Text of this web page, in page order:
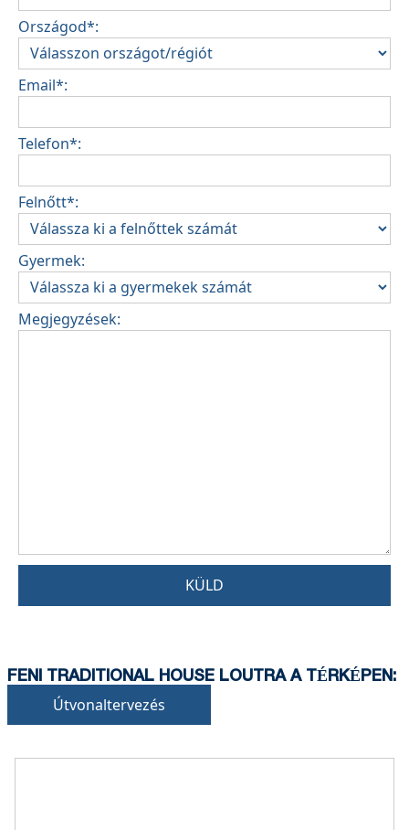
Országod*:
Email*:
Telefon*:
Felnőtt*:
Gyermek:
Megjegyzések:
KÜLD
FENI TRADITIONAL HOUSE LOUTRA A TÉRKÉPEN:
Útvonaltervezés